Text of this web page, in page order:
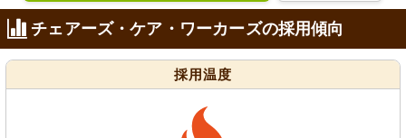
チェアーズ・ケア・ワーカーズの採用傾向
採用温度